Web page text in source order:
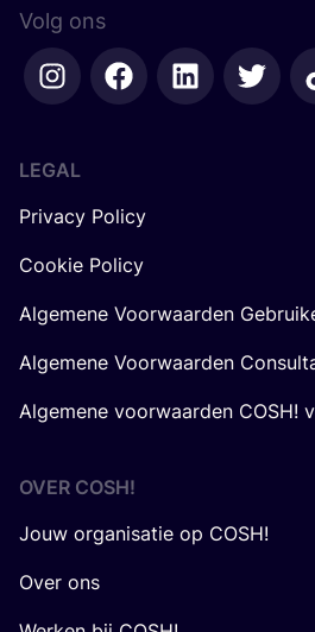
Volg ons
LEGAL
Privacy Policy
Cookie Policy
Algemene Voorwaarden
Algemene Voorwaarden
Algemene voorwaarden COSH!
OVER COSH!
Jouw organisatie op COSH!
Over ons